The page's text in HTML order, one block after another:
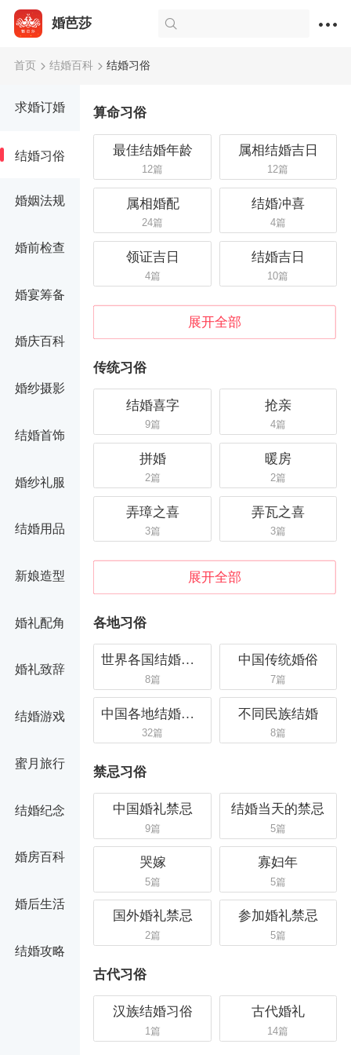
婚芭莎
首页 结婚百科 结婚习俗
求婚订婚
结婚习俗
婚姻法规
婚前检查
婚宴筹备
婚庆百科
婚纱摄影
结婚首饰
婚纱礼服
结婚用品
新娘造型
婚礼配角
婚礼致辞
结婚游戏
蜜月旅行
结婚纪念
婚房百科
婚后生活
结婚攻略
算命习俗
最佳结婚年龄
12篇
属相结婚吉日
12篇
属相婚配
24篇
结婚冲喜
4篇
领证吉日
4篇
结婚吉日
10篇
展开全部
传统习俗
结婚喜字
9篇
抢亲
4篇
拼婚
2篇
暖房
2篇
弄璋之喜
3篇
弄瓦之喜
3篇
展开全部
各地习俗
世界各国结婚习...
8篇
中国传统婚俗
7篇
中国各地结婚习...
32篇
不同民族结婚
8篇
禁忌习俗
中国婚礼禁忌
9篇
结婚当天的禁忌
5篇
哭嫁
5篇
寡妇年
5篇
国外婚礼禁忌
2篇
参加婚礼禁忌
5篇
古代习俗
汉族结婚习俗
1篇
古代婚礼
14篇